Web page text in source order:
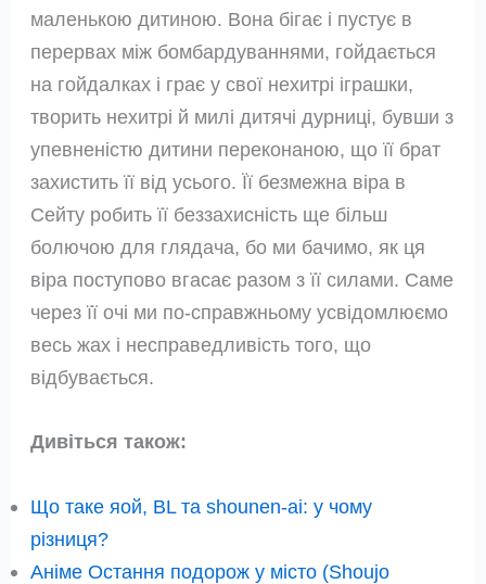
маленькою дитиною. Вона бігає і пустує в
перервах між бомбардуваннями, гойдається
на гойдалках і грає у свої нехитрі іграшки,
творить нехитрі й милі дитячі дурниці, бувши з
упевненістю дитини переконаною, що її брат
захистить її від усього. Її безмежна віра в
Сейту робить її беззахисність ще більш
болючою для глядача, бо ми бачимо, як ця
віра поступово вгасає разом з її силами. Саме
через її очі ми по-справжньому усвідомлюємо
весь жах і несправедливість того, що
відбувається.
Дивіться також:
Що таке яой, BL та shounen-ai: у чому
різниця?
Аніме Остання подорож у місто (Shoujo